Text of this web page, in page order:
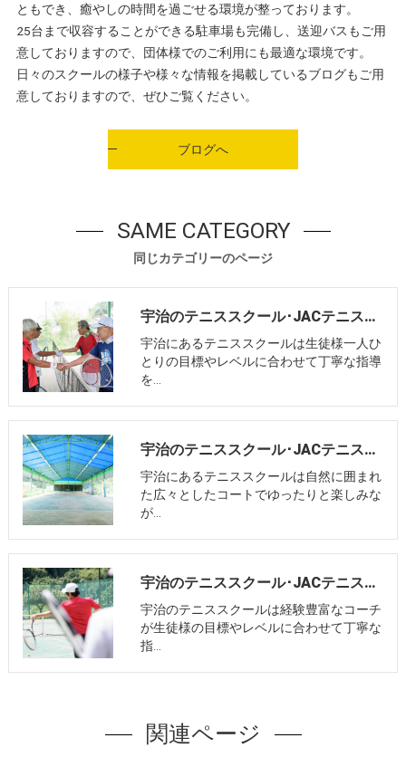
ともでき、癒やしの時間を過ごせる環境が整っております。
25台まで収容することができる駐車場も完備し、送迎バスもご用
意しておりますので、団体様でのご利用にも最適な環境です。
日々のスクールの様子や様々な情報を掲載しているブログもご用
意しておりますので、ぜひご覧ください。
ブログへ
同じカテゴリーのページ
SAME CATEGORY
宇治のテニススクール･JACテニスパーク炭山の口コミ情報
宇治にあるテニススクールは生徒様一人ひ
とりの目標やレベルに合わせて丁寧な指導
を…
宇治のテニススクール･JACテニスパーク炭山の評判
宇治にあるテニススクールは自然に囲まれ
た広々としたコートでゆったりと楽しみな
が…
宇治のテニススクール･JACテニスパーク炭山のお客様の声
宇治のテニススクールは経験豊富なコーチ
が生徒様の目標やレベルに合わせて丁寧な
指…
関連ページ